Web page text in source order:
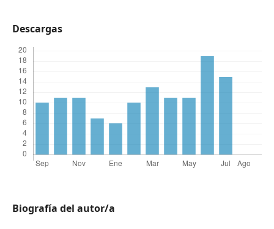
Descargas
Biografía del autor/a